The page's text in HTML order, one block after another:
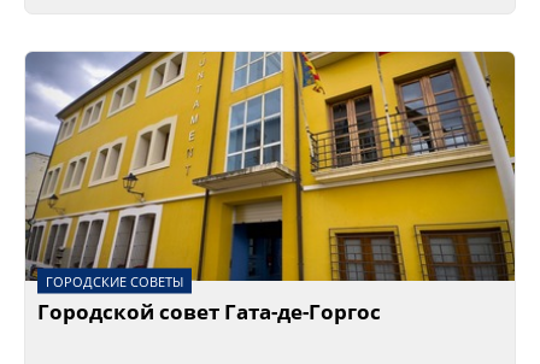
ГОРОДСКИЕ СОВЕТЫ
Городской совет Гата-де-Горгос